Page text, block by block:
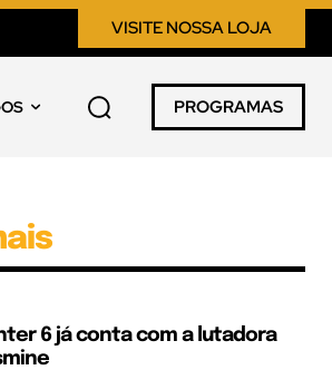
VISITE NOSSA LOJA
PROGRAMAS
6 já conta com a lutadora